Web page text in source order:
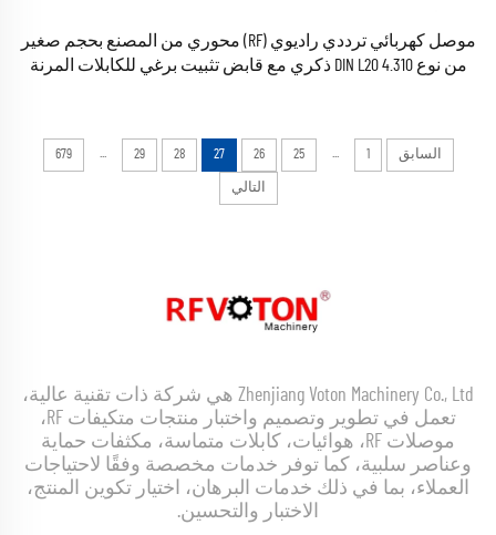
موصل كهربائي ترددي راديوي (RF) محوري من المصنع بحجم صغير
من نوع 4.310 DIN L20 ذكري مع قابض تثبيت برغي للكابلات المرنة
السابق 1
...
25
26
27
28
29
...
679
التالي
Zhenjiang Voton Machinery Co., Ltd هي شركة ذات تقنية عالية،
تعمل في تطوير وتصميم واختبار منتجات متكيفات RF،
موصلات RF، هوائيات، كابلات متماسة، مكثفات حماية
وعناصر سلبية، كما توفر خدمات مخصصة وفقًا لاحتياجات
العملاء، بما في ذلك خدمات البرهان، اختيار تكوين المنتج،
الاختبار والتحسين.